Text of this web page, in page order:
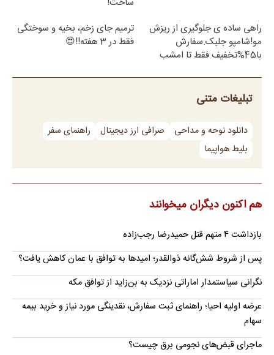
راهی ساده ی جلوگیری از ریزش
مو!شامپو جلبک.سفارش
با45%تخفیف فقط تا امشب
ترمیم جای زخم، بخیه و سوختگی
فقط در 3 هفته!!😍
تبلیغات متنی
دانلود نوحه و مداحی صرافی ارز دیجیتال
راهنمای سفر
بلیط هواپیما
هم اکنون دیگران میخوانند
بازداشت ۴ متهم قتل حمیدرضا رجب‌زاده
پس از شروط شش‌گانه ذوالقدر؛ امیدها به توافق با عمان کاهش یافت؟
نگرانی سیاستمدار اماراتی نزدیک به بن‌زاید از توافق مکه
عرضه اولیه احیا؛ راهنمای ثبت سفارش، نقدینگی مورد نیاز و خرید بیمه
سهام
ماجرای قبض‌های نجومی برق چیست؟